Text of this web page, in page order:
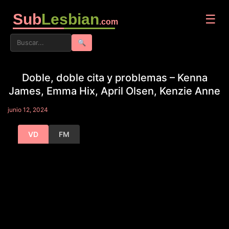
SubLesbian.com ☰
🔍
Doble, doble cita y problemas – Kenna
James, Emma Hix, April Olsen, Kenzie Anne
junio 12, 2024
VD FM